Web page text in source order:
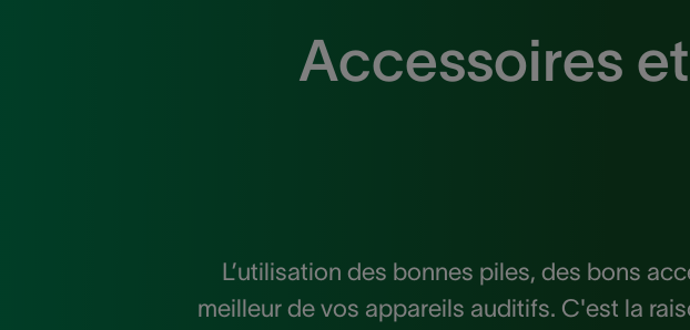
Accessoires
L’utilisation des bonnes piles, des bons
meilleur de vos appareils auditifs. C'est la